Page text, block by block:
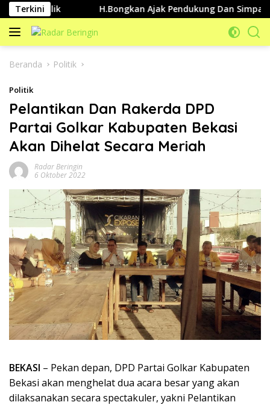
Langsung
ke
konten
Terkini
Publik H.Bongkan Ajak Pendukung Dan
Beranda Politik
Politik
Pelantikan Dan Rakerda DPD
Partai Golkar Kabupaten Bekasi
Akan Dihelat Secara Meriah
Radar Beringin
6 Oktober 2022
BEKASI – Pekan depan, DPD Partai Golkar Kabupaten
Bekasi akan menghelat dua acara besar yang akan
dilaksanakan secara spectakuler, yakni Pelantikan